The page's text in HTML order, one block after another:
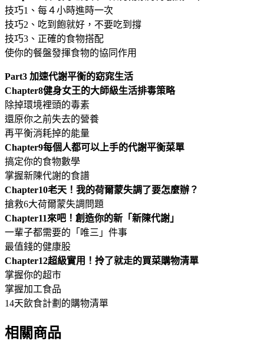
技巧1、每４小時進時一次
技巧2、吃到飽就好，不要吃到撐
技巧3、正確的食物搭配
使你的餐盤發揮食物的協同作用
Part3 加速代謝平衡的窈窕生活
Chapter8健身女王的大師級生活排毒策略
除掉環境裡頭的毒素
還原你之前失去的營養
再平衡消耗掉的能量
Chapter9每個人都可以上手的代謝平衡菜單
搞定你的食物數學
掌握新陳代謝的食譜
Chapter10老天！我的荷爾蒙失調了要怎麼辦？
搶救6大荷爾蒙失調問題
Chapter11來吧！創造你的新「新陳代謝」
一輩子都需要的「唯三」件事
最值錢的健康股
Chapter12超級實用！拎了就走的買菜購物清單
掌握你的超市
掌握加工食品
14天飲食計劃的購物清單
相關商品